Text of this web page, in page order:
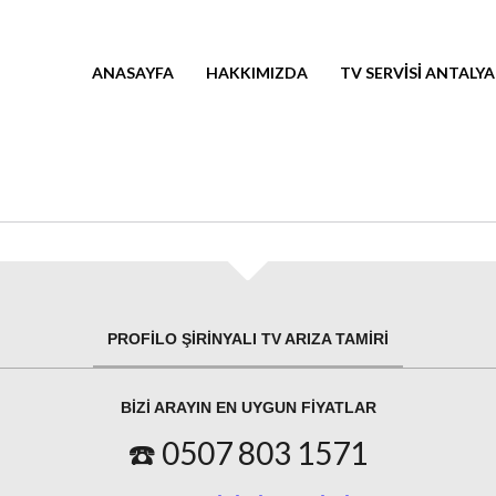
ANASAYFA HAKKIMIZDA TV SERVISI ANTALYA
PROFILO ŞIRINYALI TV ARIZA TAMIRI
BIZI ARAYIN EN UYGUN FIYATLAR
☎️ 0507 803 1571